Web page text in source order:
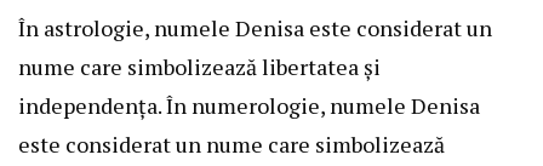
În astrologie, numele Denisa este considerat un
nume care simbolizează libertatea și
independența. În numerologie, numele Denisa
este considerat un nume care simbolizează